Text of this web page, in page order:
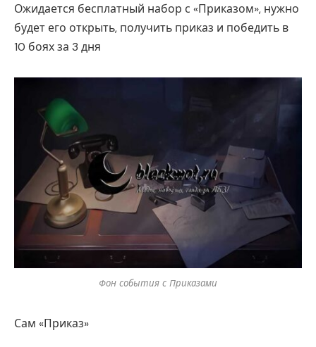
Ожидается бесплатный набор с «Приказом», нужно
будет его открыть, получить приказ и победить в
10 боях за 3 дня
Фон события с Приказами
Сам «Приказ»